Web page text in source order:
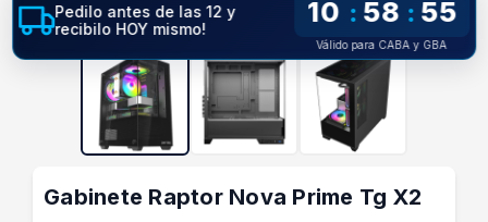
Gabinete Raptor Nova Prime Tg X2
Pedilo antes de las 12 y
recibilo HOY mismo!
10 : 58 : 54
Válido para CABA y GBA